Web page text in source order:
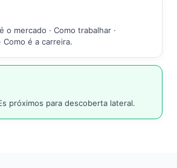
o mercado · Como trabalhar ·
Como é a carreira.
próximos para descoberta lateral.